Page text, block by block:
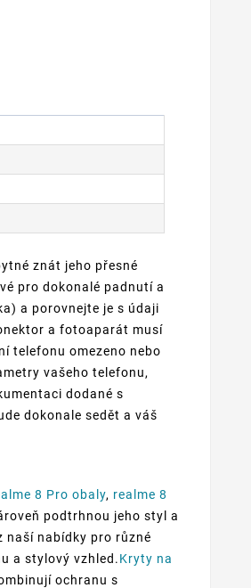
znát jeho přesné
pro dokonalé padnutí a
a porovnejte je s údaji
a fotoaparát musí
telefonu omezeno nebo
vašeho telefonu,
dodané s
dokonale sedět a váš
8 Pro obaly, realme 8
podtrhnou jeho styl a
naší nabídky pro různé
a stylový vzhled.Kryty na
ochranu s